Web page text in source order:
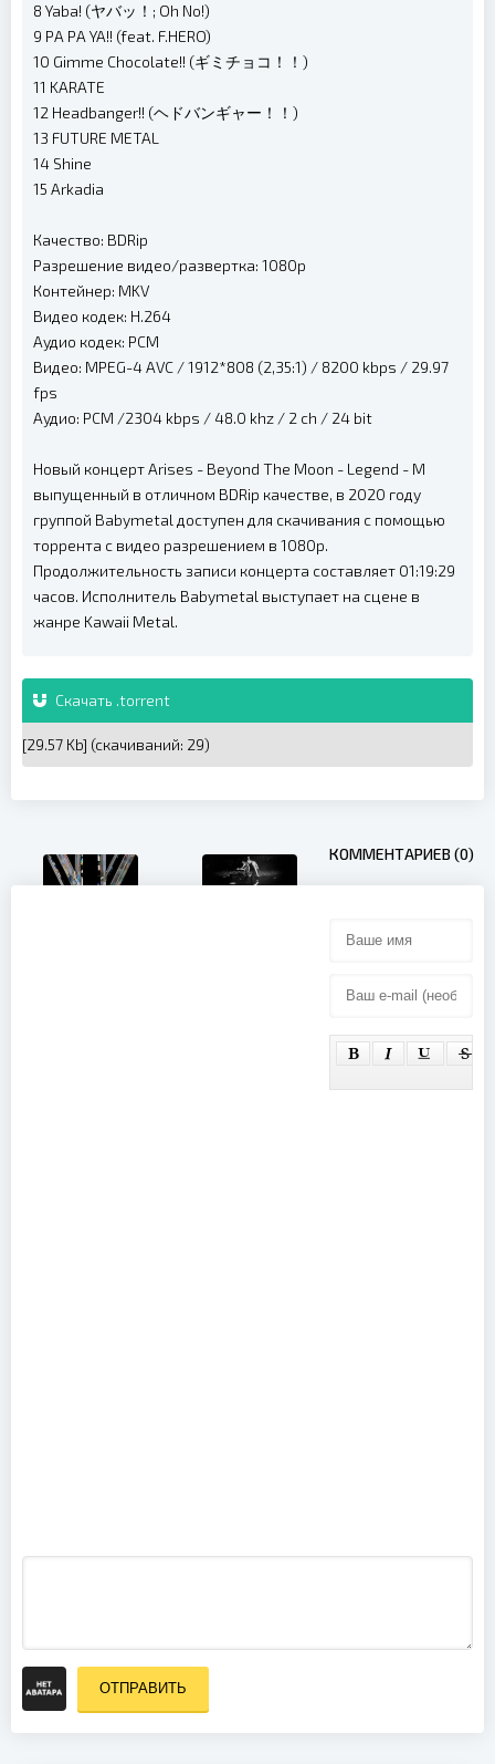
8 Yaba! (ヤバッ！; Oh No!)
9 PA PA YA!! (feat. F.HERO)
10 Gimme Chocolate!! (ギミチョコ！！)
11 KARATE
12 Headbanger!! (ヘドバンギャー！！)
13 FUTURE METAL
14 Shine
15 Arkadia
Качество: BDRip
Разрешение видео/развертка: 1080p
Контейнер: MKV
Видео кодек: H.264
Аудио кодек: PCM
Видео: MPEG-4 AVC / 1912*808 (2,35:1) / 8200 kbps / 29.97
fps
Аудио: PCM /2304 kbps / 48.0 khz / 2 ch / 24 bit
Новый концерт Arises - Beyond The Moon - Legend - M
выпущенный в отличном BDRip качестве, в 2020 году
группой Babymetal доступен для скачивания с помощью
торрента с видео разрешением в 1080p.
Продолжительность записи концерта составляет 01:19:29
часов. Исполнитель Babymetal выступает на сцене в
жанре Kawaii Metal.
Скачать .torrent
[29.57 Kb] (cкачиваний: 29)
КОММЕНТАРИЕВ (0)
ОТПРАВИТЬ